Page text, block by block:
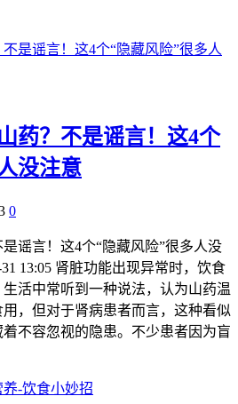
药？不是谣言！这4个
没注意
0
谣言！这4个“隐藏风险”很多人没
13:05 肾脏功能出现异常时，饮食
活中常听到一种说法，认为山药温
，但对于肾病患者而言，这种看似
不容忽视的隐患。不少患者因为盲